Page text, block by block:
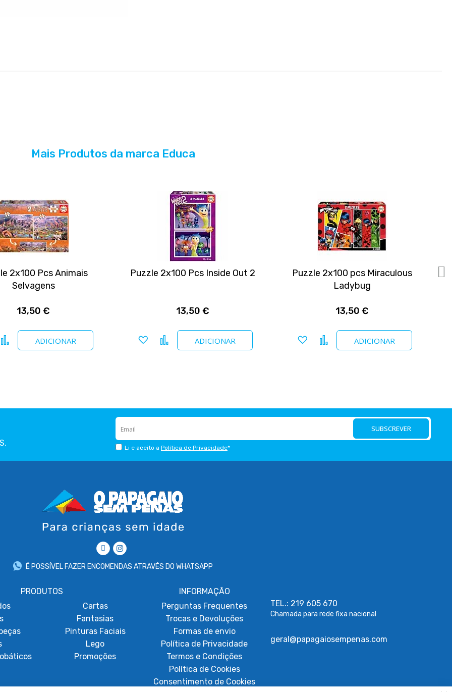
Mais Produtos da marca Educa
2x100 Pcs Animais
Selvagens
13,50 €
ADICIONAR
a favoritos
Comparar
Puzzle 2x100 Pcs Inside Out 2
13,50 €
ADICIONAR
Adicionar a favoritos
Comparar
Puzzle 2x100 pcs Miraculous
Ladybug
13,50 €
ADICIONAR
Adicionar a favoritos
Comparar
SUBSCREVER
Li e aceito a Política de Privacidade*
É POSSÍVEL FAZER ENCOMENDAS ATRAVÉS DO WHATSAPP
PRODUTOS
Cartas
Fantasias
Pinturas Faciais
Lego
Promoções
INFORMAÇÃO
Perguntas Frequentes
Trocas e Devoluções
Formas de envio
Política de Privacidade
Termos e Condições
Política de Cookies
Consentimento de Cookies
TEL.: 219 605 670
Chamada para rede fixa nacional
geral@papagaiosempenas.com